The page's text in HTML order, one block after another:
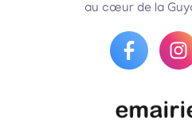
au cœur de la